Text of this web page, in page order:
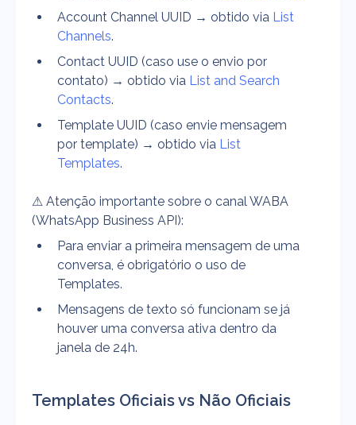
Account Channel UUID → obtido via List
Channels.
Contact UUID (caso use o envio por
contato) → obtido via List and Search
Contacts.
Template UUID (caso envie mensagem
por template) → obtido via List
Templates.
⚠ Atenção importante sobre o canal WABA
(WhatsApp Business API):
Para enviar a primeira mensagem de uma
conversa, é obrigatório o uso de
Templates.
Mensagens de texto só funcionam se já
houver uma conversa ativa dentro da
janela de 24h.
Templates Oficiais vs Não Oficiais